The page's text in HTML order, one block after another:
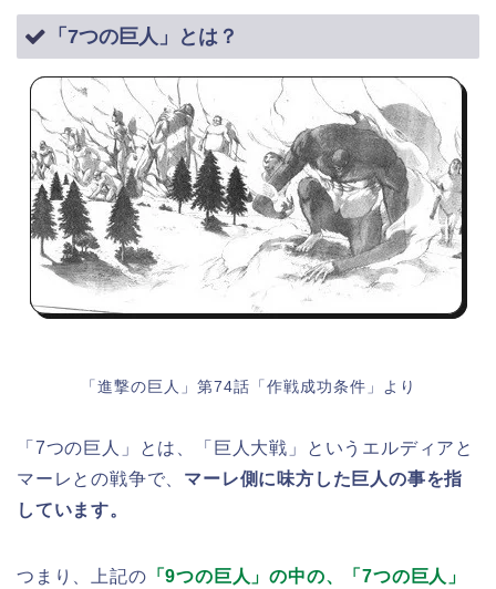
「7つの巨人」とは？
「進撃の巨人」第74話「作戦成功条件」より
「7つの巨人」とは、「巨人大戦」というエルディアと
マーレとの戦争で、 マーレ側に味方した巨人の事を指
しています。
つまり、上記の 「9つの巨人」の中の、「7つの巨人」